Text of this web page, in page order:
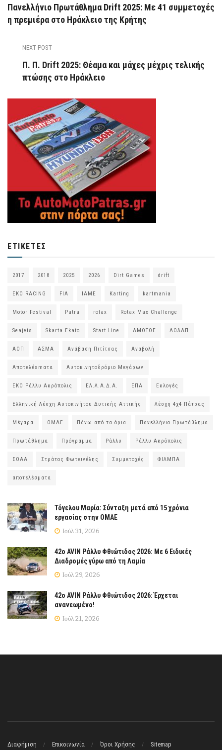
Πανελλήνιο Πρωτάθλημα Drift 2025: Με 41 συμμετοχές
η πρεμιέρα στο Ηράκλειο της Κρήτης
NEXT POST
Π. Π. Drift 2025: Θέαμα και μάχες μέχρις τελικής
πτώσης στο Ηράκλειο
ΕΤΙΚΈΤΕΣ
2017 2018 2025 2026 Dirt Games drift
EKO RACING FIA IAME Karting kartmania
Motor Festival Patra rotax Rotax Max Challenge
Seajets Skarta Ekato Start Line ΑΜΟΤΟΕ ΑΟΛΑΠ
ΑΟΠ ΑΣΜΑ Ανάβαση Πιτίτσας Αναβολή
Αποτελέsmατα Αυτοκινητοδρόμιο Μεγάρων
ΕΚΟ Ράλλυ Ακρόπολις ΕΛ.Λ.Α.Δ.Α. ΕΠΑ Εκλογές
Ελληνική Λέσχη Αυτοκινήτου Δυτικής Αττικής Λέσχη 4χ4 Πάτρας
Μέγαρα ΟΜΑΕ Πάνω από τα όρια Πανελλήνιο Πρωτάθλημα
Πρωτάθλημα Πρόγραμμα Ράλλυ Ράλλυ Ακρόπολις
ΣΟΑΑ Στράτος Φωτεινέλης Συμμετοχές ΦΙΛΜΠΑ
αποτελέσματα
Τόγελου Μαρία: Σύνταξη μετά από 15 χρόνια
εργασίας στην ΟΜΑΕ
Ιούλ 31, 2026
42ο AVIN Ράλλυ Φθιώτιδος 2026: Με 6 Ειδικές
Διαδρομές γύρω από τη Λαμία
Ιούλ 29, 2026
42ο AVIN Ράλλυ Φθιώτιδος 2026: Έρχεται
ανανεωμένο!
Ιούλ 21, 2026
Διαφήμιση Επικοινωνία Όροι Χρήσης Sitemap